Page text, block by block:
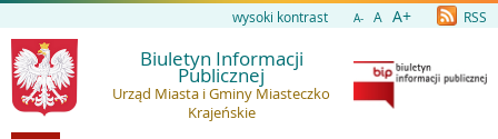
wysoki kontrast A- A A+ RSS
Biuletyn Informacji
Publicznej
Urząd Miasta i Gminy Miasteczko
Krajeńskie